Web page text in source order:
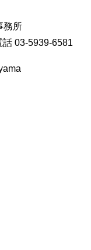
務所
03-5939-6581